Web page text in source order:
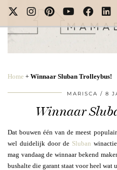
Home + Winnaar Sluban Trolleybus!
MARISCA 8
Winnaar
Dat bouwen één van de meest
wel duidelijk door de Sluban
mag vandaag de winnaar bekend
bushalte die garant staat voor heel wat